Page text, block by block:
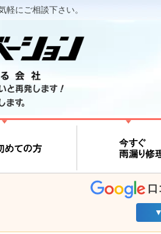
軽にご相談下さい。
と再発します！
す。
口